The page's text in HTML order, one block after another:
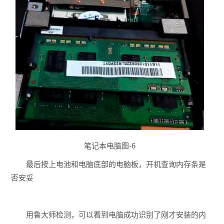
笔记本电脑图-6
最后按上电池和电脑底部的电脑板，开机查询内存条是
否安妥
用鲁大师检测，可以看到电脑成功识别了刚才安装的内